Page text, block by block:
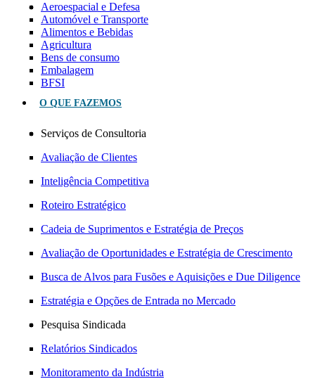
Aeroespacial e Defesa
Automóvel e Transporte
Alimentos e Bebidas
Agricultura
Bens de consumo
Embalagem
BFSI
O QUE FAZEMOS
Serviços de Consultoria
Avaliação de Clientes
Inteligência Competitiva
Roteiro Estratégico
Cadeia de Suprimentos e Estratégia de Preços
Avaliação de Oportunidades e Estratégia de Crescimento
Busca de Alvos para Fusões e Aquisições e Due Diligence
Estratégia e Opções de Entrada no Mercado
Pesquisa Sindicada
Relatórios Sindicados
Monitoramento da Indústria